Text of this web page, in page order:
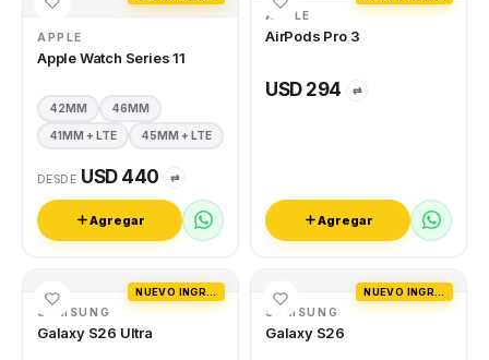
APPLE
Apple Watch Series 11
42MM 46MM
41MM + LTE 45MM + LTE
DESDE USD 440 ⇄
Agregar
APPLE
AirPods Pro 3
USD 294 ⇄
Agregar
SAMSUNG
Galaxy S26 Ultra
SAMSUNG
Galaxy S26